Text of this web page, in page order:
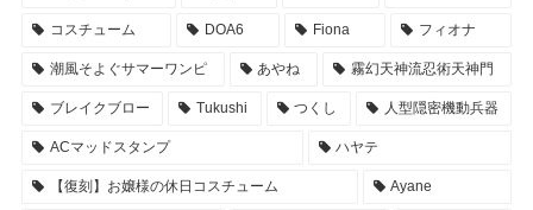
コスチューム DOA6 Fiona フィオナ
潮風そよぐサマーワンピ あやね 霧幻天神流忍術天神門
ブレイクブロー Tukushi つくし 人型隠密機動兵器
ACマッドスタンプ ハヤテ
【復刻】お嬢様の休日コスチューム Ayane